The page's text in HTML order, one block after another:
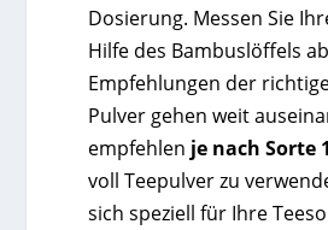
Dosierung. Messen Sie
Hilfe des Bambuslöffels
Empfehlungen der
Pulver gehen weit
empfehlen je nach Sorte
voll Teepulver zu
sich speziell für Ihre